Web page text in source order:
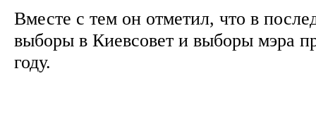
Вместе с тем он отметил, что в
выборы в Киевсовет и выборы мэра
году.